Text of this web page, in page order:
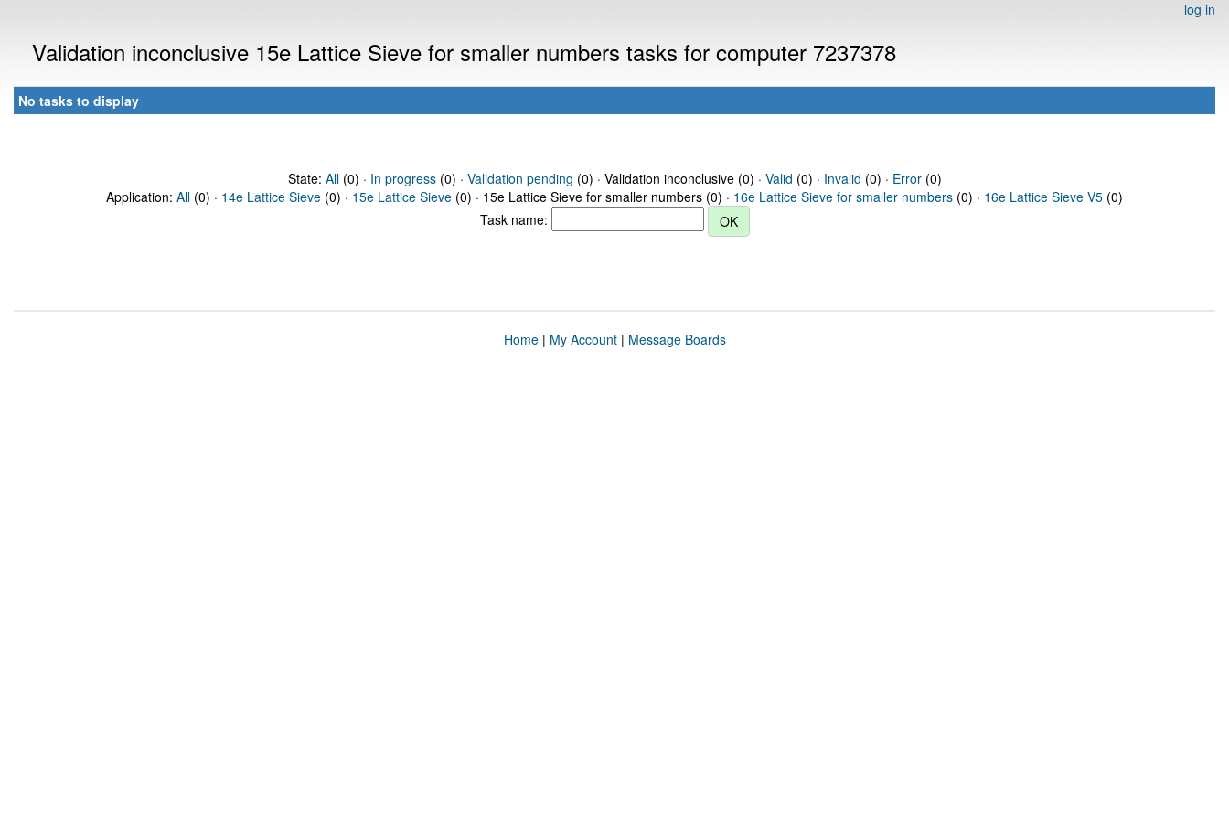
log in
Validation inconclusive 15e Lattice Sieve for smaller numbers tasks for computer 7237378
No tasks to display
State: All(0) · In progress(0) · Validation pending (0) · Validation inconclusive (0) · Valid (0) · Invalid (0) · Error(0)
Application: All (0) · 14e Lattice Sieve (0) · 15e Lattice Sieve (0) · 15e Lattice Sieve for smaller numbers (0) · 16e Lattice Sieve for smaller numbers (0) · 16e Lattice Sieve V5 (0)
Task name:
Home| My Account| Message Boards